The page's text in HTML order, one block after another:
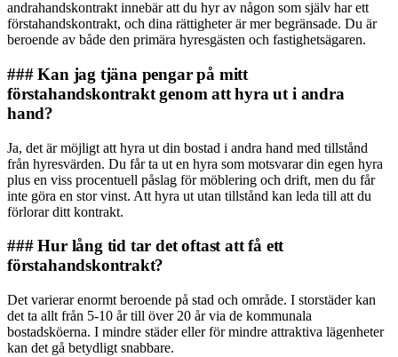
andrahandskontrakt innebär att du hyr av någon som själv har ett
förstahandskontrakt, och dina rättigheter är mer begränsade. Du är
beroende av både den primära hyresgästen och fastighetsägaren.
### Kan jag tjäna pengar på mitt
förstahandskontrakt genom att hyra ut i andra
hand?
Ja, det är möjligt att hyra ut din bostad i andra hand med tillstånd
från hyresvärden. Du får ta ut en hyra som motsvarar din egen hyra
plus en viss procentuell påslag för möblering och drift, men du får
inte göra en stor vinst. Att hyra ut utan tillstånd kan leda till att du
förlorar ditt kontrakt.
### Hur lång tid tar det oftast att få ett
förstahandskontrakt?
Det varierar enormt beroende på stad och område. I storstäder kan
det ta allt från 5-10 år till över 20 år via de kommunala
bostadsköerna. I mindre städer eller för mindre attraktiva lägenheter
kan det gå betydligt snabbare.